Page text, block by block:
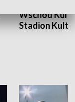
Wschód
Stadion